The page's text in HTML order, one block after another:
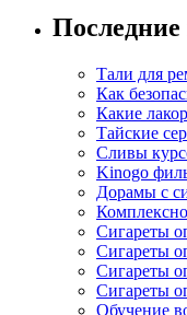
Последние
Тали для
Как
Какие
Тайские
Сливы
Kinogo
Дорамы с
Сигареты
Сигареты
Сигареты
Сигареты
Обучение